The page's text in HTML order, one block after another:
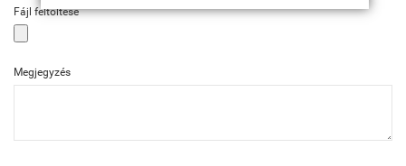
Fájl feltöltése
Megjegyzés